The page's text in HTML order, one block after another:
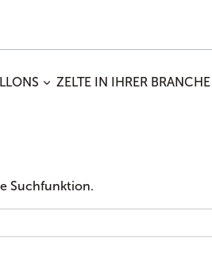
ZELTE IN IHRER BRANCHE
Suchfunktion.